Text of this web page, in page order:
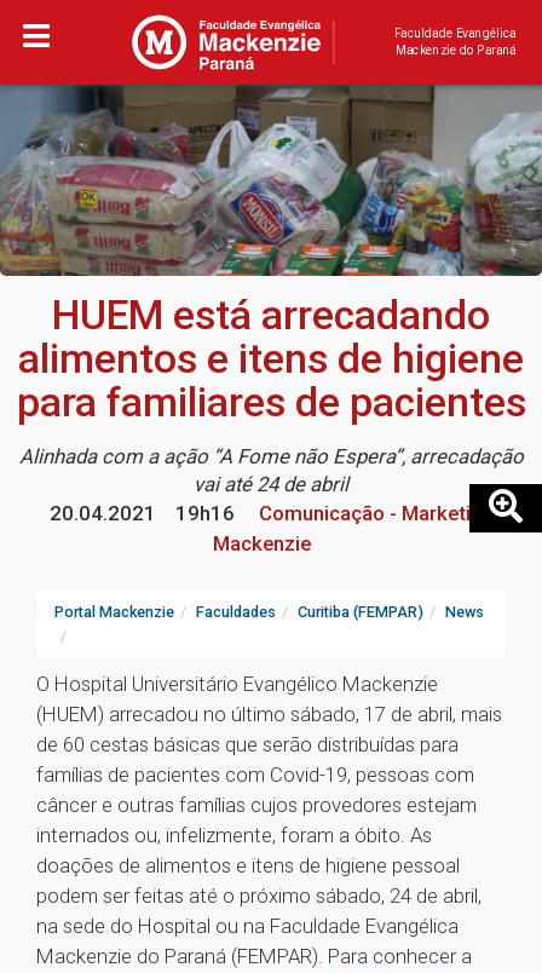
Faculdade Evangélica
Mackenzie do Paraná
HUEM está arrecadando
alimentos e itens de higiene
para familiares de pacientes
Alinhada com a ação “A Fome não Espera”, arrecadação
vai até 24 de abril
20.04.2021
19h16
Comunicação - Marketing
Mackenzie
Portal Mackenzie Faculdades Curitiba (FEMPAR) News
O Hospital Universitário Evangélico Mackenzie
(HUEM) arrecadou no último sábado, 17 de abril, mais
de 60 cestas básicas que serão distribuídas para
famílias de pacientes com Covid-19, pessoas com
câncer e outras famílias cujos provedores estejam
internados ou, infelizmente, foram a óbito. As
doações de alimentos e itens de higiene pessoal
podem ser feitas até o próximo sábado, 24 de abril,
na sede do Hospital ou na Faculdade Evangélica
Mackenzie do Paraná (FEMPAR). Para conhecer a